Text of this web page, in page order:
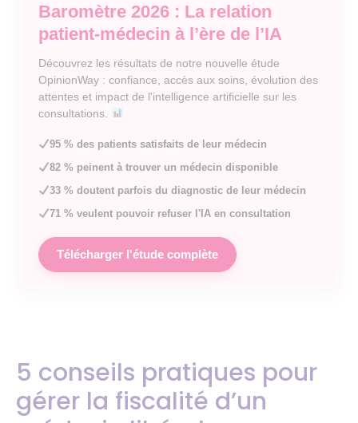
Baromètre 2026 : La relation
patient-médecin à l’ère de l’IA
Découvrez les résultats de notre nouvelle étude
OpinionWay : confiance, accès aux soins, évolution des
attentes et impact de l'intelligence artificielle sur les
consultations.
95 % des patients satisfaits de leur médecin
82 % peinent à trouver un médecin disponible
33 % doutent parfois du diagnostic de leur médecin
71 % veulent pouvoir refuser l'IA en consultation
Télécharger l'étude complète
5 conseils pratiques pour
gérer la fiscalité d’un